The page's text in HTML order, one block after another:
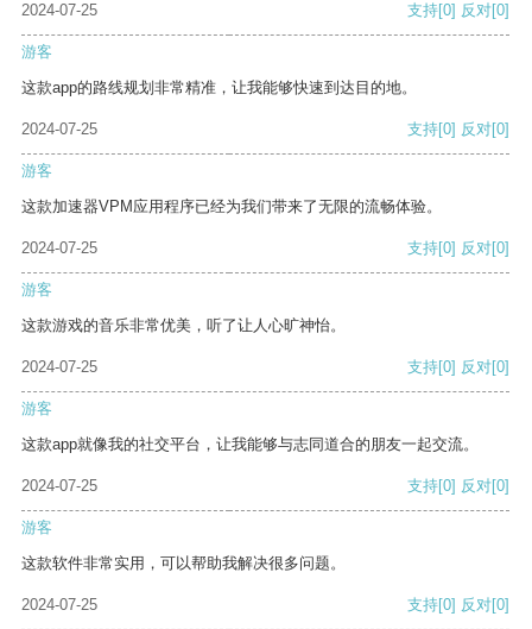
2024-07-25
支持[0] 反对[0]
游客
这款app的路线规划非常精准，让我能够快速到达目的地。
2024-07-25 支持[0] 反对[0]
游客
这款加速器VPM应用程序已经为我们带来了无限的流畅体验。
2024-07-25 支持[0] 反对[0]
游客
这款游戏的音乐非常优美，听了让人心旷神怡。
2024-07-25 支持[0] 反对[0]
游客
这款app就像我的社交平台，让我能够与志同道合的朋友一起交流。
2024-07-25 支持[0] 反对[0]
游客
这款软件非常实用，可以帮助我解决很多问题。
2024-07-25 支持[0] 反对[0]